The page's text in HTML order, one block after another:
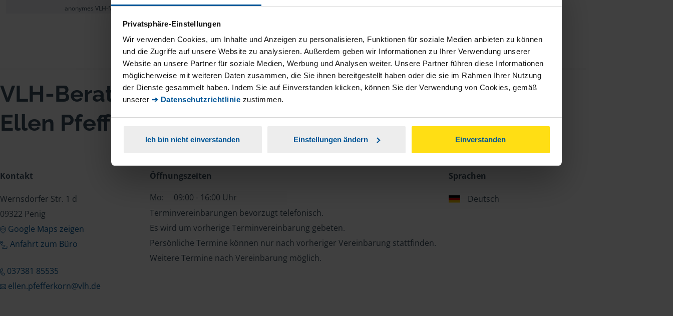
Privatsphäre-Einstellungen
Wir verwenden Cookies, um Inhalte und Anzeigen zu personalisieren, Funktionen für soziale Medien anbieten zu können
und die Zugriffe auf unsere Website zu analysieren. Außerdem geben wir Informationen zu Ihrer Verwendung unserer
Website an unsere Partner für soziale Medien, Werbung und Analysen weiter. Unsere Partner führen diese Informationen
möglicherweise mit weiteren Daten zusammen, die Sie ihnen bereitgestellt haben oder die sie im Rahmen Ihrer Nutzung
der Dienste gesammelt haben. Indem Sie auf Einverstanden klicken, können Sie der Verwendung von Cookies, gemäß
unserer ➔ Datenschutzrichtlinie zustimmen.
Ich bin nicht einverstanden Einstellungen ändern Einverstanden
anonymes VLH-Mitglied
VLH-Beratungsstelle
Ellen Pfefferkorn
Kontakt
Wernsdorfer Str. 1 d
09322 Penig
Google Maps zeigen
Anfahrt zum Büro
037381 85535
ellen.pfefferkorn@vlh.de
Öffnungszeiten
Mo:
09:00 - 16:00 Uhr
Terminvereinbarungen bevorzugt telefonisch.
Es wird um vorherige Terminvereinbarung gebeten.
Persönliche Termine können nur nach vorheriger Vereinbarung stattfinden.
Weitere Termine nach Vereinbarung möglich.
Sprachen
Deutsch